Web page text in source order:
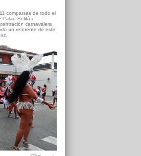
comparsas de todo el
Palau-Solità i
carnavalera
un referente de este